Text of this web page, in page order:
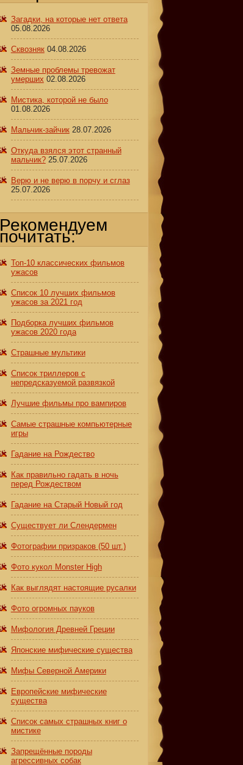
Загадки, на которые нет ответа
05.08.2026
Сквозняк 04.08.2026
Земные проблемы тревожат
умерших 02.08.2026
Мистика, которой не было
01.08.2026
Мальчик-зайчик 28.07.2026
Откуда взялся этот странный
мальчик? 25.07.2026
Верю и не верю в порчу и сглаз
25.07.2026
Рекомендуем
почитать:
Топ-10 классических фильмов
ужасов
Список 10 лучших фильмов
ужасов за 2021 год
Подборка лучших фильмов
ужасов 2020 года
Страшные мультики
Список триллеров с
непредсказуемой развязкой
Лучшие фильмы про вампиров
Самые страшные компьютерные
игры
Гадание на Рождество
Как правильно гадать в ночь
перед Рождеством
Гадание на Старый Новый год
Существует ли Слендермен
Фотографии призраков (50 шт.)
Фото кукол Monster High
Как выглядят настоящие русалки
Фото огромных пауков
Мифология Древней Греции
Японские мифические существа
Мифы Северной Америки
Европейские мифические
существа
Список самых страшных книг о
мистике
Запрещённые породы
агрессивных собак